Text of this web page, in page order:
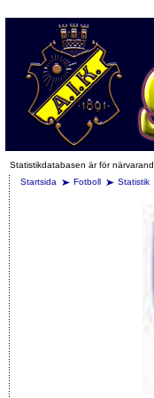
Statistikdatabasen är för
Startsida
Fotboll Statistik